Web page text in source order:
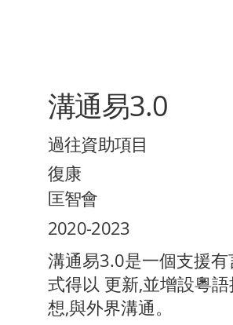
溝通易3.0
過往資助項目
復康
匡智會
2020-2023
溝通易3.0是一個支援
式得以 更新,並增設粵
想,與外界溝通。